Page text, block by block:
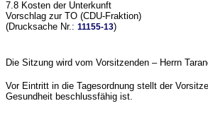
7.8 Kosten der Unterkunft
Vorschlag zur TO (CDU-Fraktion)
(Drucksache Nr.: 11155-13)
Die Sitzung wird vom Vorsitzenden – Herrn
Vor Eintritt in die Tagesordnung stellt der
Gesundheit beschlussfähig ist.